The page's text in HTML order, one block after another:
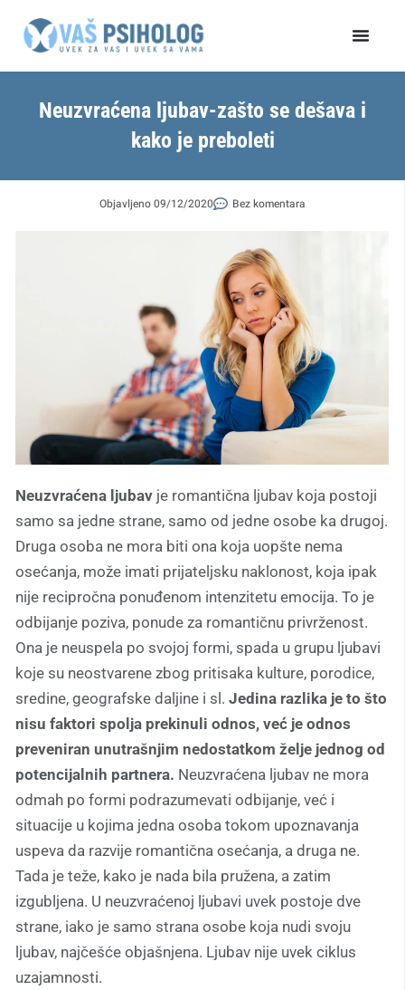
Neuzvraćena ljubav-zašto se dešava i
kako je preboleti
Objavljeno09/12/2020 Bez komentara
Neuzvraćena ljubav je romantična ljubav koja postoji
samo sa jedne strane, samo od jedne osobe ka drugoj.
Druga osoba ne mora biti ona koja uopšte nema
osećanja, može imati prijateljsku naklonost, koja ipak
nije recipročna ponuđenom intenzitetu emocija. To je
odbijanje poziva, ponude za romantičnu privrženost.
Ona je neuspela po svojoj formi, spada u grupu ljubavi
koje su neostvarene zbog pritisaka kulture, porodice,
sredine, geografske daljine i sl. Jedina razlika je to što
nisu faktori spolja prekinuli odnos, već je odnos
preveniran unutrašnjim nedostatkom želje jednog od
potencijalnih partnera. Neuzvraćena ljubav ne mora
odmah po formi podrazumevati odbijanje, već i
situacije u kojima jedna osoba tokom upoznavanja
uspeva da razvije romantična osećanja, a druga ne.
Tada je teže, kako je nada bila pružena, a zatim
izgubljena. U neuzvraćenoj ljubavi uvek postoje dve
strane, iako je samo strana osobe koja nudi svoju
ljubav, najčešće objašnjena. Ljubav nije uvek ciklus
uzajamnosti.